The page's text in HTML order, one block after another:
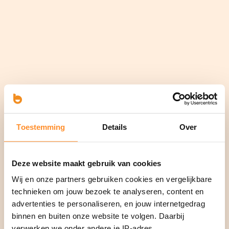
Toestemming Details Over
Deze website maakt gebruik van cookies
Wij en onze partners gebruiken cookies en vergelijkbare
technieken om jouw bezoek te analyseren, content en
advertenties te personaliseren, en jouw internetgedrag
binnen en buiten onze website te volgen. Daarbij